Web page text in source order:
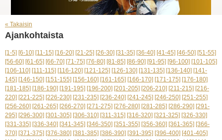
« Takaisin
Ajankohtaista
[1-5] [6-10] [11-15] [16-20] [21-25] [26-30] [31-35] [36-40] [41-45] [46-50] [51-55]
[56-60] [61-65] [66-70] [71-75] [76-80] [81-85] [86-90] [91-95] [96-100] [101-105]
[106-110] [111-115] [116-120] [121-125] [126-130] [131-135] [136-140] [141-
145] [146-150] [151-155] [156-160] [161-165] [166-170] [171-175] [176-180]
[181-185] [186-190] [191-195] [196-200] [201-205] [206-210] [211-215] [216-
220] [221-225] [226-230] [231-235] [236-240] [241-245] [246-250] [251-255]
[256-260] [261-265] [266-270] [271-275] [276-280] [281-285] [286-290] [291-
295] [296-300] [301-305] [306-310] [311-315] [316-320] [321-325] [326-330]
[331-335] [336-340] [341-345] [346-350] [351-355] [356-360] [361-365] [366-
370] [371-375] [376-380] [381-385] [386-390] [391-395] [396-400] [401-405]